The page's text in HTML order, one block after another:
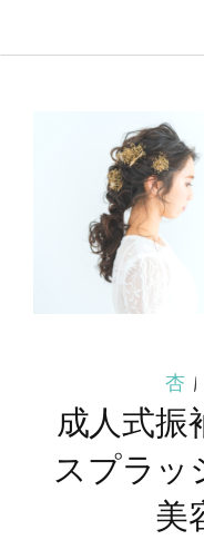
杏 |
成人式振
スプラッ
美